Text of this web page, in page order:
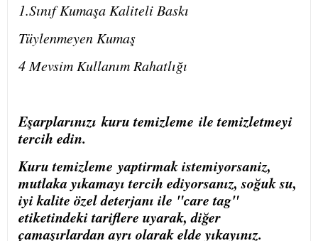
1.Sınıf Kumaşa Kaliteli Baskı
Tüylenmeyen Kumaş
4 Mevsim Kullanım Rahatlığı
Eşarplarınızıkuru temizleme ile temizletmeyi
tercih edin.
Kuru temizleme yaptirmak istemiyorsaniz,
mutlaka yıkamayı tercih ediyorsanız, soğuk su,
iyi kalite özel deterjanı ile "care tag"
etiketindeki tariflere uyarak, diğer
çamaşırlardan ayrı olarak elde yıkayınız.